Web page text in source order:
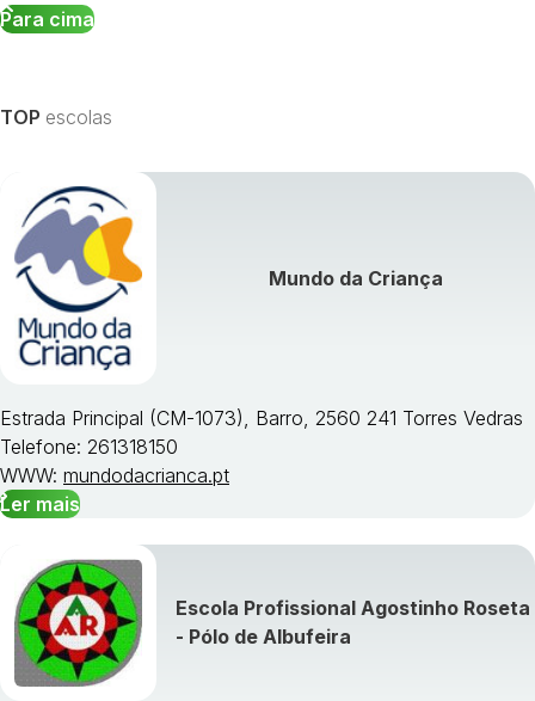
Para cima
TOP escolas
Mundo da Criança
Estrada Principal (CM-1073), Barro, 2560 241 Torres Vedras
Telefone: 261318150
WWW: mundodacrianca.pt
Ler mais
Escola Profissional Agostinho Roseta
- Pólo de Albufeira